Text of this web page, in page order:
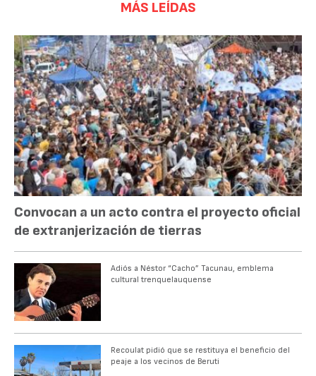
MÁS LEÍDAS
Convocan a un acto contra el proyecto oficial
de extranjerización de tierras
Adiós a Néstor “Cacho” Tacunau, emblema
cultural trenquelauquense
Recoulat pidió que se restituya el beneficio del
peaje a los vecinos de Beruti